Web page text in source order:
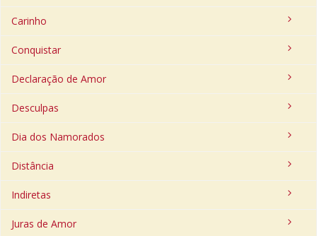
Carinho
Conquistar
Declaração de Amor
Desculpas
Dia dos Namorados
Distância
Indiretas
Juras de Amor